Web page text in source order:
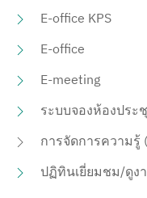
E-office KPS
E-office
E-meeting
ระบบจองห้องประ
การจัดการความรู้
ปฏิทินเยี่ยมชม/ดูง